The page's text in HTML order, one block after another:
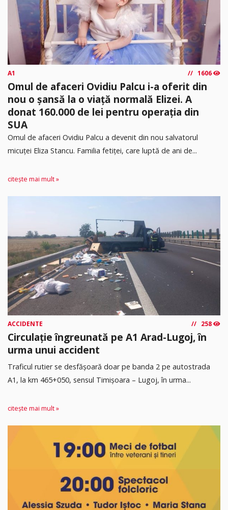
A1 1606
Omul de afaceri Ovidiu Palcu i-a oferit din
nou o șansă la o viață normală Elizei. A
donat 160.000 de lei pentru operația din
SUA
Omul de afaceri Ovidiu Palcu a devenit din nou salvatorul
micuței Eliza Stancu. Familia fetiței, care luptă de ani de...
citește mai mult »
ACCIDENTE 258
Circulație îngreunată pe A1 Arad-Lugoj, în
urma unui accident
Traficul rutier se desfășoară doar pe banda 2 pe autostrada
A1, la km 465+050, sensul Timişoara – Lugoj, în urma...
citește mai mult »